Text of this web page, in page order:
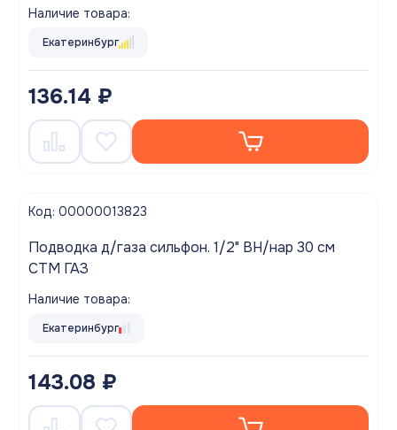
Наличие товара:
Екатеринбург
136.14 ₽
Код: 00000013823
Подводка д/газа сильфон. 1/2" ВН/нар 30 см
CTM ГАЗ
Наличие товара:
Екатеринбург
143.08 ₽